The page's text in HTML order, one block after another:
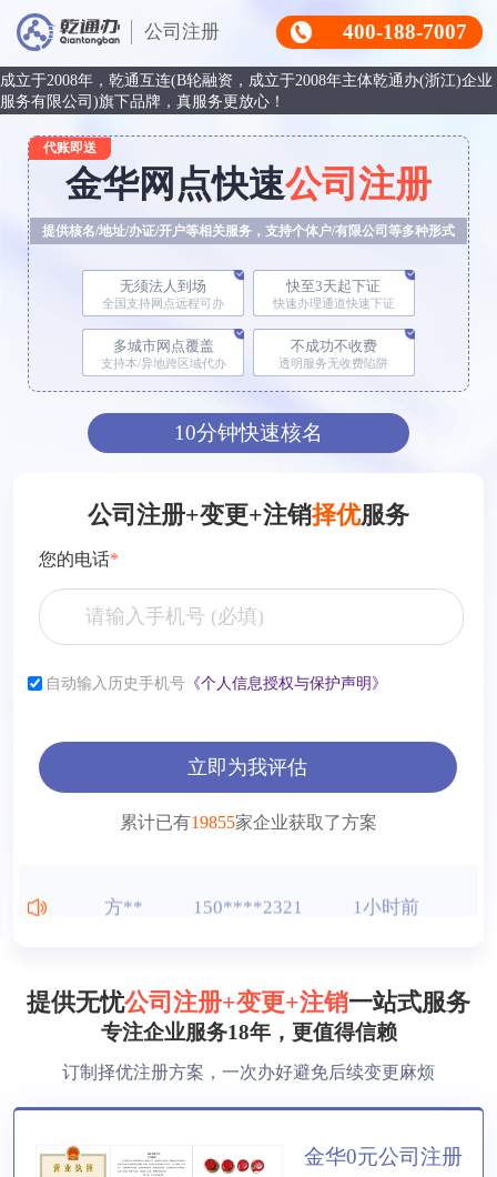
公司注册 400-188-7007
成立于2008年，乾通互连(B轮融资，成立于2008年主体乾通办(浙江)企业
服务有限公司)旗下品牌，真服务更放心！
代账即送
金华网点快速公司注册
提供核名/地址/办证/开户等相关服务，支持个体户/有限公司等多种形式
无须法人到场
全国支持网点远程可办
快至3天起下证
快速办理通道快速下证
多城市网点覆盖
支持本/异地跨区域代办
不成功不收费
透明服务无收费陷阱
10分钟快速核名
公司注册+变更+注销择优服务
您的电话*
自动输入历史手机号《个人信息授权与保护声明》
立即为我评估
累计已有19855家企业获取了方案
张** 153****2321
李** 181****2321 6小时前
150****9568
王** 150****2321 1小时前
方** 150****2321 1小时前
方** 150****2321 1小时前
方** 1小时前
提供无忧公司注册+变更+注销一站式服务
专注企业服务18年，更值得信赖
订制择优注册方案，一次办好避免后续变更麻烦
金华0元公司注册